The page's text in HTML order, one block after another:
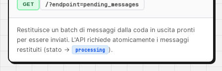
GET /?endpoint=pending_messages
Restituisce un batch di messaggi dalla coda in uscita pronti
per essere inviati. L'API richiede atomicamente i messaggi
restituiti (stato ->
processing ).